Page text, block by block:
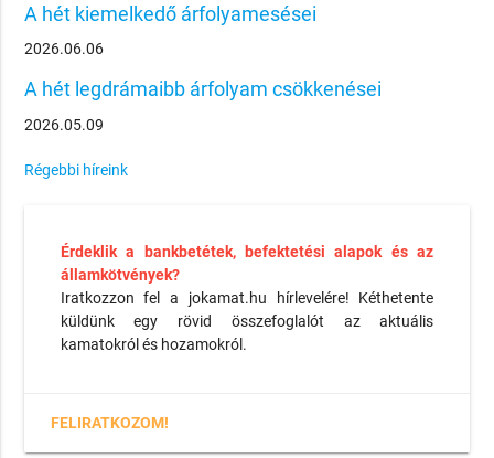
A hét kiemelkedő árfolyamesései
2026.06.06
A hét legdrámaibb árfolyam csökkenései
2026.05.09
Régebbi híreink
Érdeklik a bankbetétek, befektetési alapok és az
államkötvények?
Iratkozzon fel a jokamat.hu hírlevelére! Kéthetente
küldünk egy rövid összefoglalót az aktuális
kamatokról és hozamokról.
FELIRATKOZOM!